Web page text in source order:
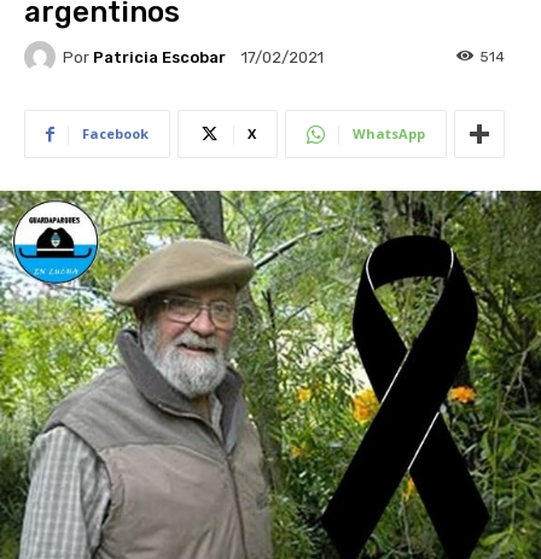
argentinos
Por Patricia Escobar 17/02/2021 514
Facebook X WhatsApp